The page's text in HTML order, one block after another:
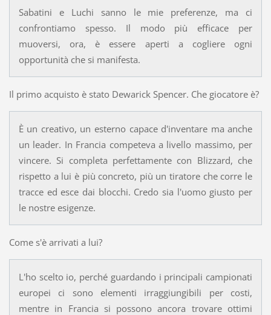
Sabatini e Luchi sanno le mie preferenze, ma ci
confrontiamo spesso. Il modo più efficace per
muoversi, ora, è essere aperti a cogliere ogni
opportunità che si manifesta.
Il primo acquisto è stato Dewarick Spencer. Che giocatore è?
È un creativo, un esterno capace d'inventare ma anche
un leader. In Francia competeva a livello massimo, per
vincere. Si completa perfettamente con Blizzard, che
rispetto a lui è più concreto, più un tiratore che corre le
tracce ed esce dai blocchi. Credo sia l'uomo giusto per
le nostre esigenze.
Come s'è arrivati a lui?
L'ho scelto io, perché guardando i principali campionati
europei ci sono elementi irraggiungibili per costi,
mentre in Francia si possono ancora trovare ottimi